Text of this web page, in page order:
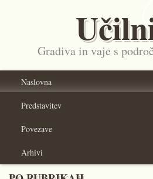
Gradiva in vaje s
Naslovna
Predstavitev
Povezave
Arhivi